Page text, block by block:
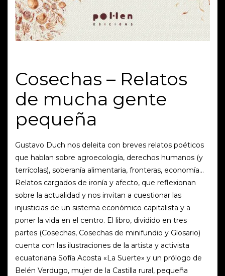
Cosechas – Relatos
de mucha gente
pequeña
Gustavo Duch nos deleita con breves relatos poéticos
que hablan sobre agroecología, derechos humanos (y
terrícolas), soberanía alimentaria, fronteras, economía…
Relatos cargados de ironía y afecto, que reflexionan
sobre la actualidad y nos invitan a cuestionar las
injusticias de un sistema económico capitalista y a
poner la vida en el centro. El libro, dividido en tres
partes (Cosechas, Cosechas de minifundio y Glosario)
cuenta con las ilustraciones de la artista y activista
ecuatoriana Sofía Acosta «La Suerte» y un prólogo de
Belén Verdugo, mujer de la Castilla rural, pequeña